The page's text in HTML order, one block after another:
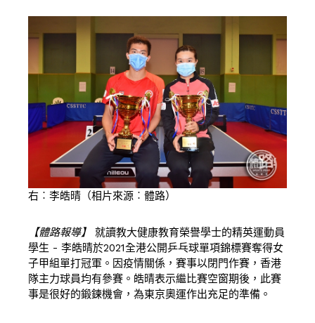
右︰李皓晴（相片來源︰體路）
【體路報導】
就讀教大健康教育榮譽學士的精英運動員
學生 - 李皓晴於2021全港公開乒乓球單項錦標賽奪得女
子甲組單打冠軍。因疫情關係，賽事以閉門作賽，香港
隊主力球員均有參賽。皓晴表示繼比賽空窗期後，此賽
事是很好的鍛鍊機會，為東京奧運作出充足的準備。